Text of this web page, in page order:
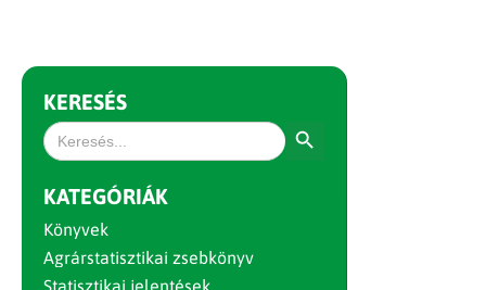
KERESÉS
Search
for:
KATEGÓRIÁK
Könyvek
Agrárstatisztikai zsebkönyv
Statisztikai jelentések